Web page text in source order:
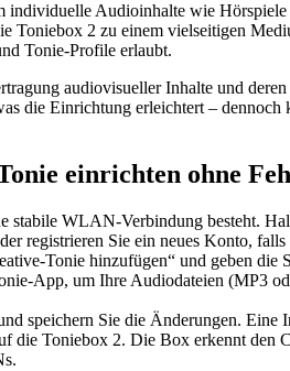
Audioinhalte wie
Toniebox 2 zu einem vielseitigen
Tonie-Profile erlaubt.
audiovisueller Inhalte und
die Einrichtung erleichtert –
einrichten ohne
stabile WLAN-Verbindung besteht.
registrieren Sie ein neues Konto,
Tonie hinzufügen“ und geben
App, um Ihre Audiodateien (MP3
speichern Sie die Änderungen.
die Toniebox 2. Die Box erkennt